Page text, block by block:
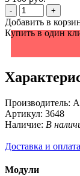
- +
Добавить в
Купить в один
Производитель:
Артикул: 3648
Наличие: В
Доставка и оплата
Модули